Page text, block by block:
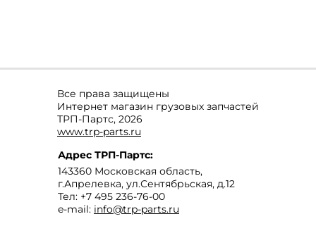
Все права защищены
Интернет магазин грузовых запчастей
ТРП-Партс, 2026
www.trp-parts.ru
Адрес ТРП-Партс:
143360 Московская область,
г.Апрелевка, ул.Сентябрьская, д.12
Тел: +7 495 236-76-00
e-mail: info@trp-parts.ru